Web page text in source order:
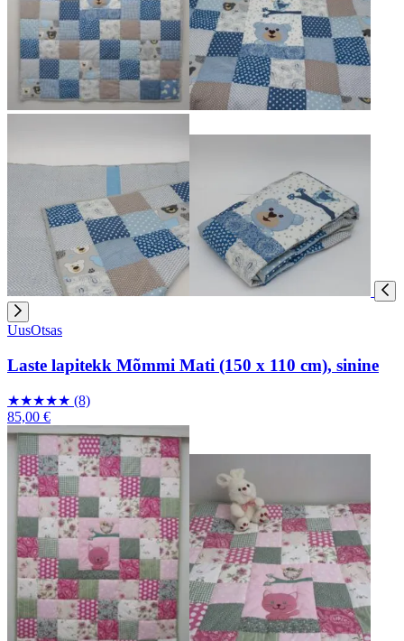
UusOtsas
Laste lapitekk Mõmmi Mati (150 x 110 cm), sinine
★★★★★ (8)
85,00 €